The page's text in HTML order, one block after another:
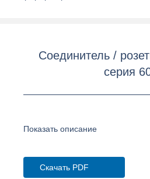
Соединитель /
серия
Показать описание
Скачать PDF